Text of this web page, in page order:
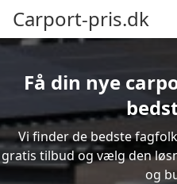
Carport-pris.dk
Få din nye
Vi finder de bedste
gratis tilbud og vælg den
og